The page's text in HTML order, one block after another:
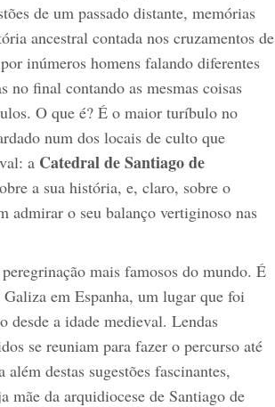
de um passado distante, memórias
ancestral contada nos cruzamentos de
inúmeros homens falando diferentes
no final contando as mesmas coisas
O que é? É o maior turíbulo no
num dos locais de culto que
a Catedral de Santiago de
a sua história, e, claro, sobre o
admirar o seu balanço vertiginoso nas
mais famosos do mundo. É
em Espanha, um lugar que foi
desde a idade medieval. Lendas
se reuniam para fazer o percurso até
destas sugestões fascinantes,
mãe da arquidiocese de Santiago de